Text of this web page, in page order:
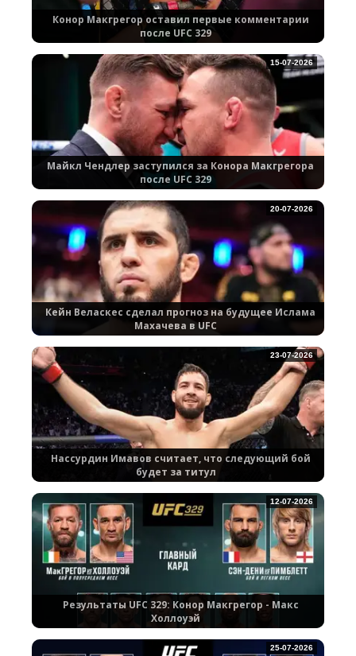
Конор Макгрегор оставил первые комментарии
после UFC 329
Майкл Чендлер заступился за Конора Макгрегора
после UFC 329
15-07-2026
Кейн Веласкес сделал прогноз на будущее Ислама
Махачева в UFC
20-07-2026
Нассурдин Имавов считает, что следующий бой
будет за титул
23-07-2026
Результаты UFC 329: Конор Макгрегор - Макс
Холлоуэй
12-07-2026
25-07-2026